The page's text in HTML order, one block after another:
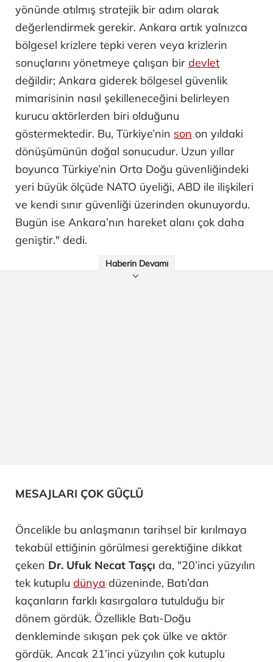
yönünde atılmış stratejik bir adım olarak
değerlendirmek gerekir. Ankara artık yalnızca
bölgesel krizlere tepki veren veya krizlerin
sonuçlarını yönetmeye çalışan bir devlet
değildir; Ankara giderek bölgesel güvenlik
mimarisinin nasıl şekilleneceğini belirleyen
kurucu aktörlerden biri olduğunu
göstermektedir. Bu, Türkiye’nin son on yıldaki
dönüşümünün doğal sonucudur. Uzun yıllar
boyunca Türkiye’nin Orta Doğu güvenliğindeki
yeri büyük ölçüde NATO üyeliği, ABD ile ilişkileri
ve kendi sınır güvenliği üzerinden okunuyordu.
Bugün ise Ankara’nın hareket alanı çok daha
geniştir." dedi.
Haberin Devamı
MESAJLARI ÇOK GÜÇLÜ
Öncelikle bu anlaşmanın tarihsel bir kırılmaya
tekabül ettiğinin görülmesi gerektiğine dikkat
çeken Dr. Ufuk Necat Taşçı da, "20’inci yüzyılın
tek kutuplu dünya düzeninde, Batı’dan
kaçanların farklı kasırgalara tutulduğu bir
dönem gördük. Özellikle Batı-Doğu
denkleminde sıkışan pek çok ülke ve aktör
gördük. Ancak 21’inci yüzyılın çok kutuplu